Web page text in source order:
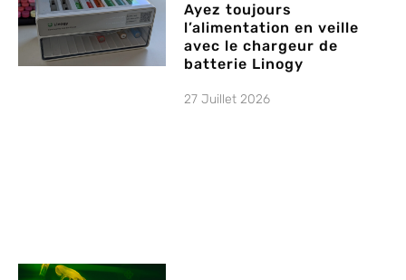
Ayez toujours
l’alimentation en veille
avec le chargeur de
batterie Linogy
27 Juillet 2026